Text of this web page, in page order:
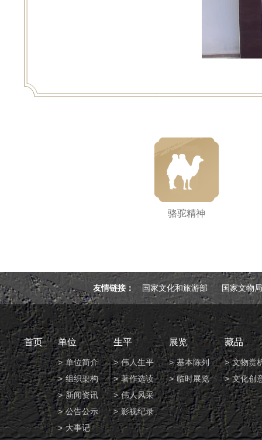
骆驼精神
友情链接： 国家文化和旅游部 国家文物局
首页 单位
单位简介
组织架构
新闻资讯
公告公示
大事记
生平
伟人生平
著作选读
伟人风采
影视纪录
展览
基本陈列
临时展览
藏品
文物赏
文化创